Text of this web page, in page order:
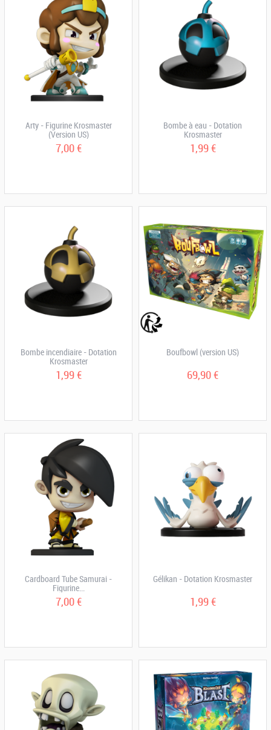
Arty - Figurine Krosmaster
(Version US)
7,00 €
Bombe à eau - Dotation
Krosmaster
1,99 €
Bombe incendiaire - Dotation
Krosmaster
1,99 €
Boufbowl (version US)
69,90 €
Cardboard Tube Samurai -
Figurine...
7,00 €
Gélikan - Dotation Krosmaster
1,99 €